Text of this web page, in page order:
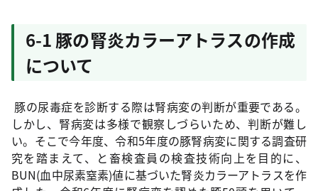
6-1 豚の腎炎カラーアトラスの作成
について
豚の尿毒症を診断する際は腎病変の判断が重要である。
しかし、腎病変は多様で観察しづらいため、判断が難し
い。そこで今年度、令和5年度の豚腎病変に関する調査研
究を踏まえて、と畜検査員の検査技術向上を目的に、
BUN(血中尿素窒素)値に基づいた腎炎カラーアトラスを作